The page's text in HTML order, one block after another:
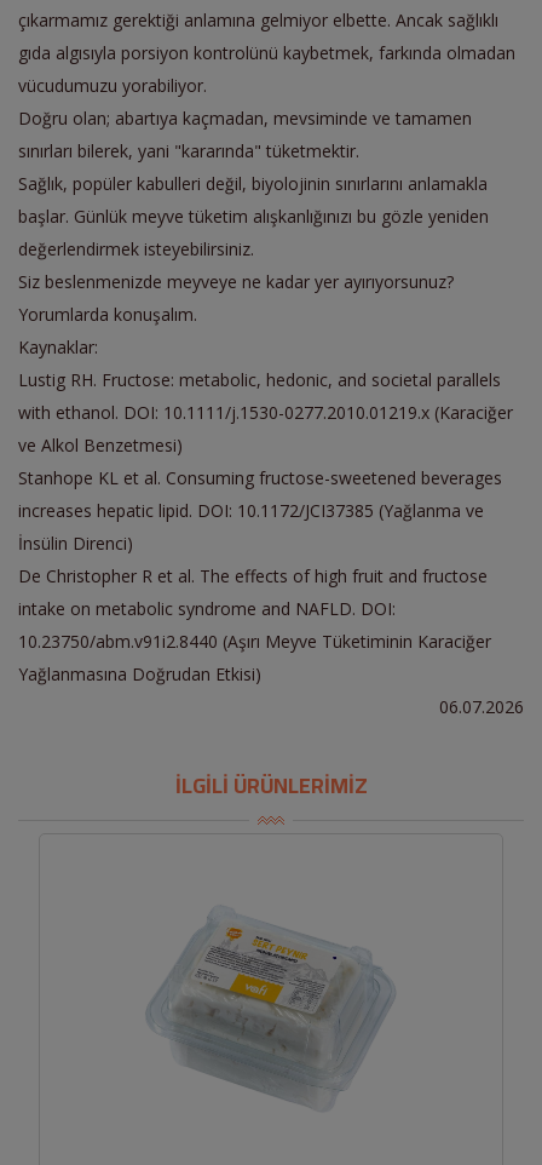
çıkarmamız gerektiği anlamına gelmiyor elbette. Ancak sağlıklı
gıda algısıyla porsiyon kontrolünü kaybetmek, farkında olmadan
vücudumuzu yorabiliyor.
Doğru olan; abartıya kaçmadan, mevsiminde ve tamamen
sınırları bilerek, yani "kararında" tüketmektir.
Sağlık, popüler kabulleri değil, biyolojinin sınırlarını anlamakla
başlar. Günlük meyve tüketim alışkanlığınızı bu gözle yeniden
değerlendirmek isteyebilirsiniz.
Siz beslenmenizde meyveye ne kadar yer ayırıyorsunuz?
Yorumlarda konuşalım.
Kaynaklar:
Lustig RH. Fructose: metabolic, hedonic, and societal parallels
with ethanol. DOI: 10.1111/j.1530-0277.2010.01219.x (Karaciğer
ve Alkol Benzetmesi)
Stanhope KL et al. Consuming fructose-sweetened beverages
increases hepatic lipid. DOI: 10.1172/JCI37385 (Yağlanma ve
İnsülin Direnci)
De Christopher R et al. The effects of high fruit and fructose
intake on metabolic syndrome and NAFLD. DOI:
10.23750/abm.v91i2.8440 (Aşırı Meyve Tüketiminin Karaciğer
Yağlanmasına Doğrudan Etkisi)
06.07.2026
İLGİLİ ÜRÜNLERİMİZ